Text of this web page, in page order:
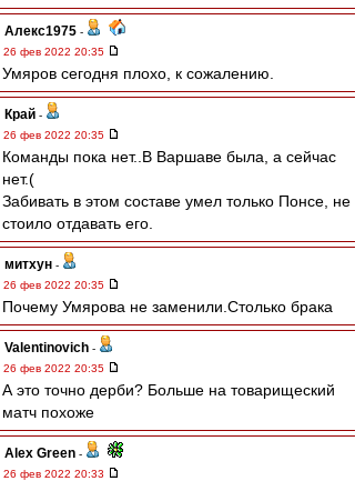
Алекс1975 -
26 фев 2022 20:35
Умяров сегодня плохо, к сожалению.
Край -
26 фев 2022 20:35
Команды пока нет..В Варшаве была, а сейчас
нет.(
Забивать в этом составе умел только Понсе, не
стоило отдавать его.
митхун -
26 фев 2022 20:35
Почему Умярова не заменили.Столько брака
Valentinovich -
26 фев 2022 20:35
А это точно дерби? Больше на товарищеский
матч похоже
Alex Green -
26 фев 2022 20:33